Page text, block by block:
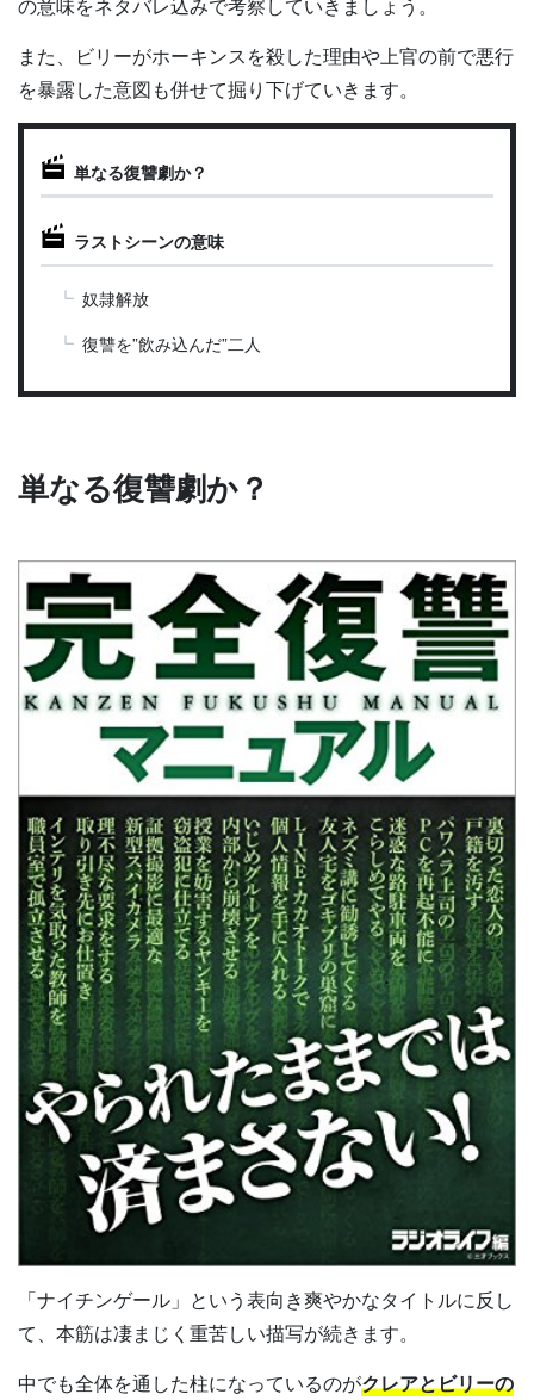
また、ビリーがホーキンスを殺した理由や上官の前で悪行
を暴露した意図も併せて掘り下げていきます。
単なる復讐劇か？
ラストシーンの意味
奴隷解放
復讐を”飲み込んだ”二人
単なる復讐劇か？
「ナイチンゲール」という表向き爽やかなタイトルに反し
て、本筋は凄まじく重苦しい描写が続きます。
中でも全体を通した柱になっているのがクレアとビリーの